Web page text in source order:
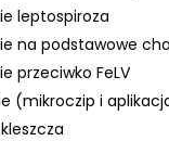
leptospiroza
na podstawowe
przeciwko FeLV
(mikroczip i